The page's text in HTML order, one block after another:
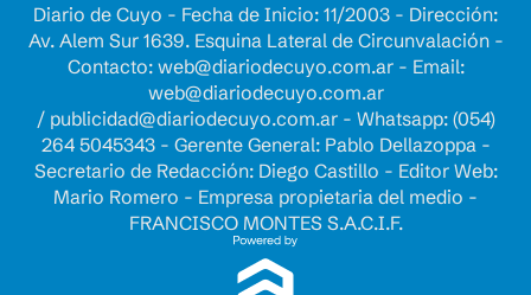
Diario de Cuyo - Fecha de Inicio: 11/2003 - Dirección:
Av. Alem Sur 1639. Esquina Lateral de Circunvalación -
Contacto: web@diariodecuyo.com.ar- Email:
web@diariodecuyo.com.ar
/ publicidad@diariodecuyo.com.ar- Whatsapp: (054)
264 5045343 - Gerente General: Pablo Dellazoppa -
Secretario de Redacción: Diego Castillo - Editor Web:
Mario Romero - Empresa propietaria del medio -
FRANCISCO MONTES S.A.C.I.F.